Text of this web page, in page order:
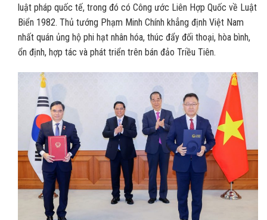
luật pháp quốc tế, trong đó có Công ước Liên Hợp Quốc về Luật
Biển 1982. Thủ tướng Phạm Minh Chính khẳng định Việt Nam
nhất quán ủng hộ phi hạt nhân hóa, thúc đẩy đối thoại, hòa bình,
ổn định, hợp tác và phát triển trên bán đảo Triều Tiên.